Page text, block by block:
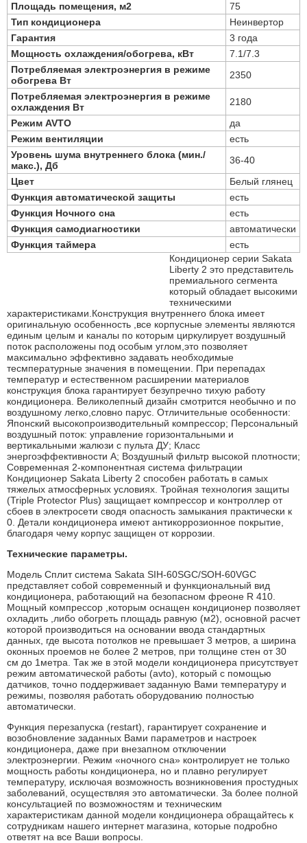
Площадь помещения, м2
75
Тип кондиционера
Неинвертор
Гарантия
3 года
Мощность охлаждения/обогрева, кВт
7.1/7.3
Потребляемая электроэнергия в режиме
обогрева Вт
2350
Потребляемая электроэнергия в режиме
охлаждения Вт
2180
Режим AVTO
да
Режим вентиляции
есть
Уровень шума внутреннего блока (мин./
макс.), Дб
36-40
Цвет
Белый глянец
Функция автоматической защиты
есть
Функция Ночного сна
есть
Функция самодиагностики
автоматически
Функция таймера
есть
Кондиционер серии Sakata
Liberty 2 это представитель
премиального сегмента
который обладает высокими
техническими
характеристиками.Конструкция внутреннего блока имеет
оригинальную особенность ,все корпусные элементы являются
единым целым и каналы по которым циркулирует воздушный
поток расположены под особым углом,это позволяет
максимально эффективно задавать необходимые
тесмпературные значения в помещении. При перепадах
температур и естественном расширении материалов
конструкция блока гарантирует безупречно тихую работу
кондиционера. Великолепный дизайн смотрится необычно и по
воздушному легко,словно парус. Отличительные особенности:
Японский высокопроизводительный компрессор; Персональный
воздушный поток: управление горизонтальными и
вертикальными жалюзи с пульта ДУ; Класс
энергоэффективности А; Воздушный фильтр высокой плотности;
Современная 2-компонентная система фильтрации
Кондиционер Sakata Liberty 2 способен работать в самых
тяжелых атмосферных условиях. Тройная технология защиты
(Triple Protector Plus) защищает компрессор и контроллер от
сбоев в электросети сводя опасность замыкания практически к
0. Детали кондиционера имеют антикоррозионное покрытие,
благодаря чему корпус защищен от коррозии.
Технические параметры.
Модель Сплит система Sakata SIH-60SGC/SOH-60VGC
представляет собой современный и функциональный вид
кондиционера, работающий на безопасном фреоне R 410.
Мощный компрессор ,которым оснащен кондиционер позволяет
охладить ,либо обогреть площадь равную (м2), основной расчет
которой производиться на основании ввода стандартных
данных, где высота потолков не превышает 3 метров, а ширина
оконных проемов не более 2 метров, при толщине стен от 30
см до 1метра. Так же в этой модели кондиционера присутствует
режим автоматической работы (avto), который с помощью
датчиков, точно поддерживает заданную Вами температуру и
режимы, позволяя работать оборудованию полностью
автоматически.
Функция перезапуска (restart), гарантирует сохранение и
возобновление заданных Вами параметров и настроек
кондиционера, даже при внезапном отключении
электроэнергии. Режим «ночного сна» контролирует не только
мощность работы кондиционера, но и плавно регулирует
температуру, исключая возможность возникновения простудных
заболеваний, осуществляя это автоматически. За более полной
консультацией по возможностям и техническим
характеристикам данной модели кондиционера обращайтесь к
сотрудникам нашего интернет магазина, которые подробно
ответят на все Ваши вопросы.